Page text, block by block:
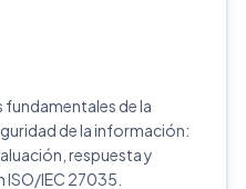
de la
de la información:
respuesta y
IEC 27035.